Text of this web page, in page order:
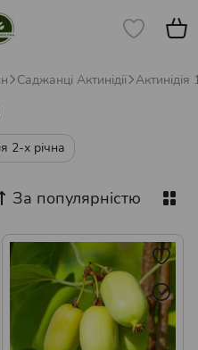
Саджанці Актинідії Актинідія
2-х річна
За популярністю